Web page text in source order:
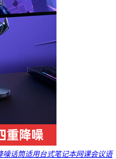
话筒适用台式笔记本网课会议语